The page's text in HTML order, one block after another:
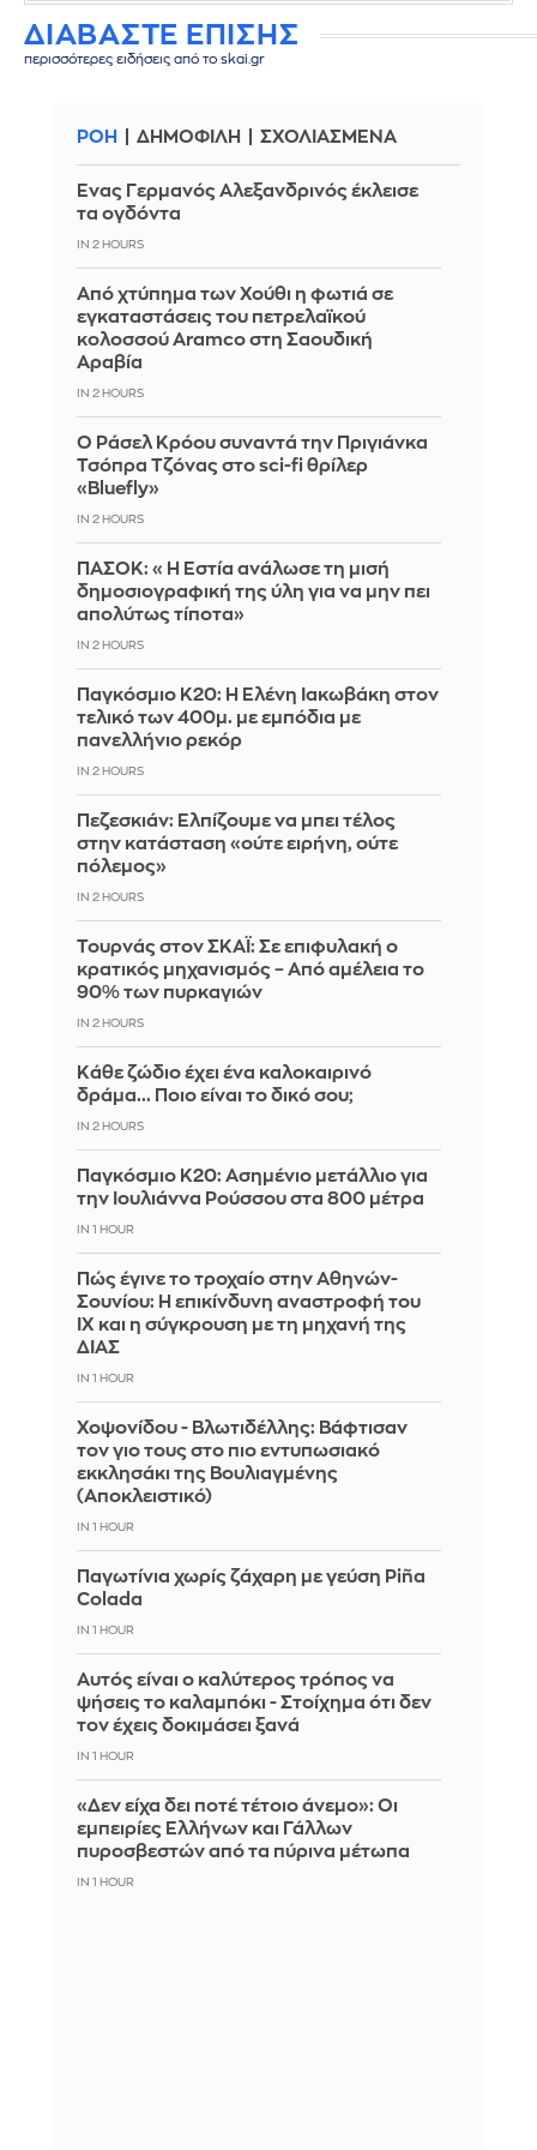
ΔΙΑΒΑΣΤΕ ΕΠΙΣΗΣ
περισσότερες ειδήσεις από το skai.gr
ΡΟΗ ΔΗΜΟΦΙΛΗ ΣΧΟΛΙΑΣΜΕΝΑ
Ένας Γερμανός Αλεξανδρινός έκλεισε
τα ογδόντα
IN 2 HOURS
Από χτύπημα των Χούθι η φωτιά σε
εγκαταστάσεις του πετρελαϊκού
κολοσσού Aramco στη Σαουδική
Αραβία
IN 2 HOURS
Ο Ράσελ Κρόου συναντά την Πριγιάνκα
Τσόπρα Τζόνας στο sci-fi θρίλερ
«Bluefly»
IN 2 HOURS
ΠΑΣΟΚ: «Η Εστία ανάλωσε τη μισή
δημοσιογραφική της ύλη για να μην πει
απολύτως τίποτα»
IN 2 HOURS
Παγκόσμιο Κ20: Η Ελένη Ιακωβάκη στον
τελικό των 400μ. με εμπόδια με
πανελλήνιο ρεκόρ
IN 2 HOURS
Πεζεσκιάν: Ελπίζουμε να μπει τέλος
στην κατάσταση «ούτε ειρήνη, ούτε
πόλεμος»
IN 2 HOURS
Τουρνάς στον ΣΚΑΪ: Σε επιφυλακή ο
κρατικός μηχανισμός – Από αμέλεια το
90% των πυρκαγιών
IN 2 HOURS
Κάθε ζώδιο έχει ένα καλοκαιρινό
δράμα... Ποιο είναι το δικό σου;
IN 2 HOURS
Παγκόσμιο Κ20: Ασημένιο μετάλλιο για
την Ιουλιάννα Ρούσσου στα 800 μέτρα
IN 1 HOUR
Πώς έγινε το τροχαίο στην Αθηνών-
Σουνίου: Η επικίνδυνη αναστροφή του
ΙΧ και η σύγκρουση με τη μηχανή της
ΔΙΑΣ
IN 1 HOUR
Χοψονίδου - Βλωτιδέλλης: Βάφτισαν
τον γιο τους στο πιο εντυπωσιακό
εκκλησάκι της Βουλιαγμένης
(Αποκλειστικό)
IN 1 HOUR
Παγωτίνια χωρίς ζάχαρη με γεύση Piña
Colada
IN 1 HOUR
Αυτός είναι ο καλύτερος τρόπος να
ψήσεις το καλαμπόκι - Στοίχημα ότι δεν
τον έχεις δοκιμάσει ξανά
IN 1 HOUR
«Δεν είχα δει ποτέ τέτοιο άνεμο»: Οι
εμπειρίες Ελλήνων και Γάλλων
πυροσβεστών από τα πύρινα μέτωπα
IN 1 HOUR